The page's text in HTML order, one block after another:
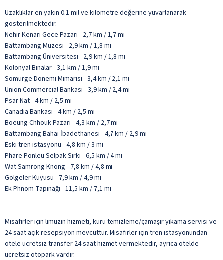
Uzaklıklar en yakın 0.1 mil ve kilometre değerine yuvarlanarak
gösterilmektedir.
Nehir Kenarı Gece Pazarı - 2,7 km / 1,7 mi
Battambang Müzesi - 2,9 km / 1,8 mi
Battambang Üniversitesi - 2,9 km / 1,8 mi
Kolonyal Binalar - 3,1 km / 1,9 mi
Sömürge Dönemi Mimarisi - 3,4 km / 2,1 mi
Union Commercial Bankası - 3,9 km / 2,4 mi
Psar Nat - 4 km / 2,5 mi
Canadia Bankası - 4 km / 2,5 mi
Boeung Chhouk Pazarı - 4,3 km / 2,7 mi
Battambang Bahai İbadethanesi - 4,7 km / 2,9 mi
Eski tren istasyonu - 4,8 km / 3 mi
Phare Ponleu Selpak Sirki - 6,5 km / 4 mi
Wat Samrong Knong - 7,8 km / 4,8 mi
Gölgeler Kuyusu - 7,9 km / 4,9 mi
Ek Phnom Tapınağı - 11,5 km / 7,1 mi
Misafirler için limuzin hizmeti, kuru temizleme/çamaşır yıkama servisi ve
24 saat açık resepsiyon mevcuttur. Misafirler için tren istasyonundan
otele ücretsiz transfer 24 saat hizmet vermektedir, ayrıca otelde
ücretsiz otopark vardır.